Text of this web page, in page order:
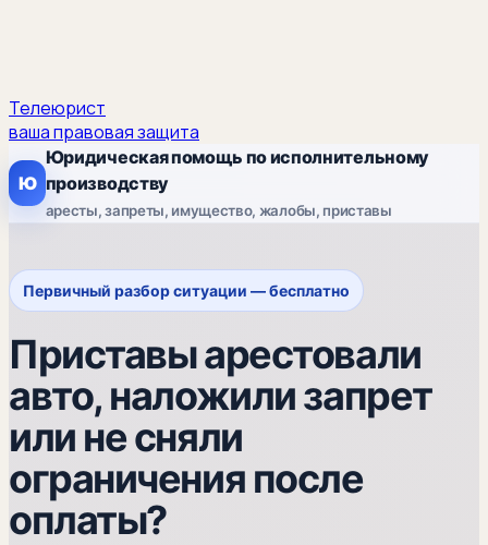
Телеюрист
ваша правовая защита
Ю
Юридическая помощь по исполнительному
производству
аресты, запреты, имущество, жалобы, приставы
Первичный разбор ситуации — бесплатно
Приставы арестовали
авто, наложили запрет
или не сняли
ограничения после
оплаты?